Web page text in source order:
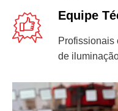
Equipe
Profissionais
de